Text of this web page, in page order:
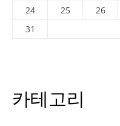
24
25 26
31
카테고리